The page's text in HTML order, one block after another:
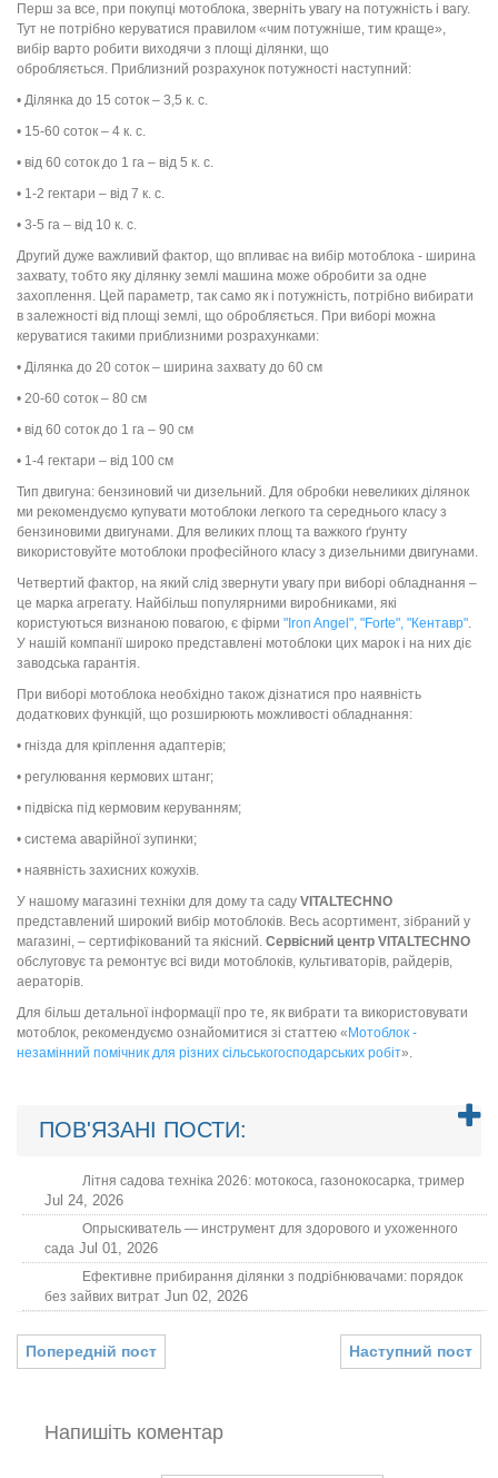
Перш за все, при покупці мотоблока, зверніть увагу на потужність і вагу.
Тут не потрібно керуватися правилом «чим потужніше, тим краще»,
вибір варто робити виходячи з площі ділянки, що
обробляється. Приблизний розрахунок потужності наступний:
• Ділянка до 15 соток – 3,5 к. с.
• 15-60 соток – 4 к. с.
• від 60 соток до 1 га – від 5 к. с.
• 1-2 гектари – від 7 к. с.
• 3-5 га – від 10 к. с.
Другий дуже важливий фактор, що впливає на вибір мотоблока - ширина
захвату, тобто яку ділянку землі машина може обробити за одне
захоплення. Цей параметр, так само як і потужність, потрібно вибирати
в залежності від площі землі, що обробляється. При виборі можна
керуватися такими приблизними розрахунками:
• Ділянка до 20 соток – ширина захвату до 60 см
• 20-60 соток – 80 см
• від 60 соток до 1 га – 90 см
• 1-4 гектари – від 100 см
Тип двигуна: бензиновий чи дизельний. Для обробки невеликих ділянок
ми рекомендуємо купувати мотоблоки легкого та середнього класу з
бензиновими двигунами. Для великих площ та важкого ґрунту
використовуйте мотоблоки професійного класу з дизельними двигунами.
Четвертий фактор, на який слід звернути увагу при виборі обладнання –
це марка агрегату. Найбільш популярними виробниками, які
користуються визнаною повагою, є фірми " Iron Angel ", "Forte", "Кентавр".
У нашій компанії широко представлені мотоблоки цих марок і на них діє
заводська гарантія.
При виборі мотоблока необхідно також дізнатися про наявність
додаткових функцій, що розширюють можливості обладнання:
• гнізда для кріплення адаптерів;
• регулювання кермових штанг;
• підвіска під кермовим керуванням;
• система аварійної зупинки;
• наявність захисних кожухів.
У нашому магазині техніки для дому та саду VITALTECHNO
представлений широкий вибір мотоблоків. Весь асортимент, зібраний у
магазині, – сертифікований та якісний. Сервісний центр VITALTECHNO
обслуговує та ремонтує всі види мотоблоків, культиваторів, райдерів,
аераторів.
Для більш детальної інформації про те, як вибрати та використовувати
мотоблок, рекомендуємо ознайомитися зі статтею « Мотоблок -
незамінний помічник для різних сільськогосподарських робіт».
ПОВ'ЯЗАНІ ПОСТИ:
Літня садова техніка 2026: мотокоса, газонокосарка, тример
Jul 24, 2026
Опрыскиватель — инструмент для здорового и ухоженного
сада Jul 01, 2026
Ефективне прибирання ділянки з подрібнювачами: порядок
без зайвих витрат Jun 02, 2026
Попередній пост Наступний пост
Напишіть коментар